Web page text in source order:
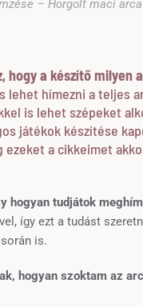
– Horgolt maci arca
hogy a készítő milyen
hímezni a teljes
is lehet szépeket
játékok készítése
ezeket a cikkeimet
hogyan tudjátok
így ezt a tudást
is.
hogyan szoktam az